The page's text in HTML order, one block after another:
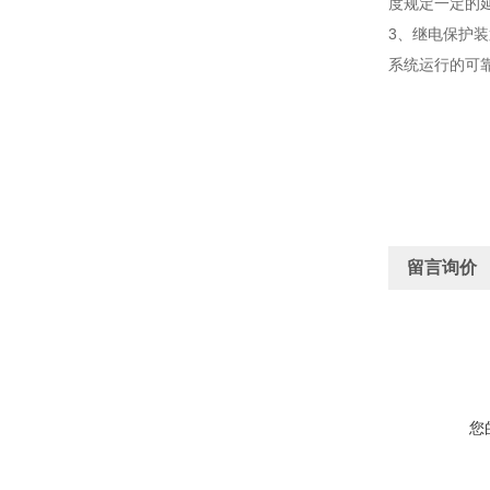
3、继电保护
系统运行的可
留言询价
您